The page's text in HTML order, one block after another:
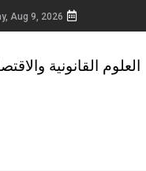
Aug 9, 2026
العلوم القانونية